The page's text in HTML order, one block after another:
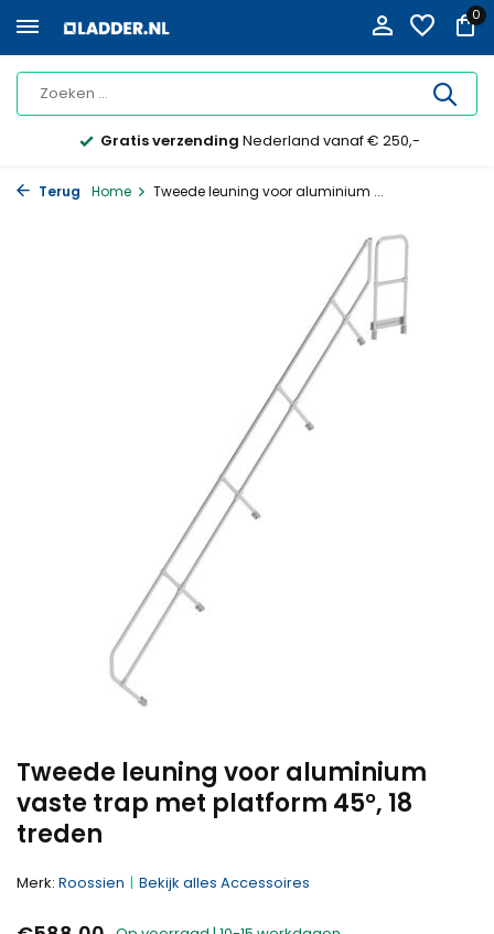
0
Gratis verzending Nederland vanaf € 250,-
Terug Home Tweede leuning voor aluminium ...
Tweede leuning voor aluminium
vaste trap met platform 45°, 18
treden
Merk: Roossien Bekijk alles Accessoires